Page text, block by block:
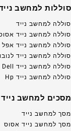
סוללות למחשב
סוללה למחשב נייד
סוללה למחשב נייד
סוללה למחשב נייד אפל
סוללה למחשב נייד לנובו
סוללה למחשב נייד Dell
סוללה למחשב נייד Hp
מסכים למחשב נייד
מסך למחשב נייד
מסך למחשב נייד אסוס